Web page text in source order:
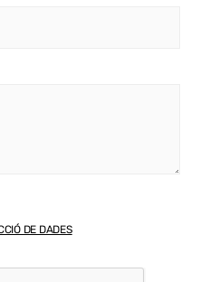
DE DADES